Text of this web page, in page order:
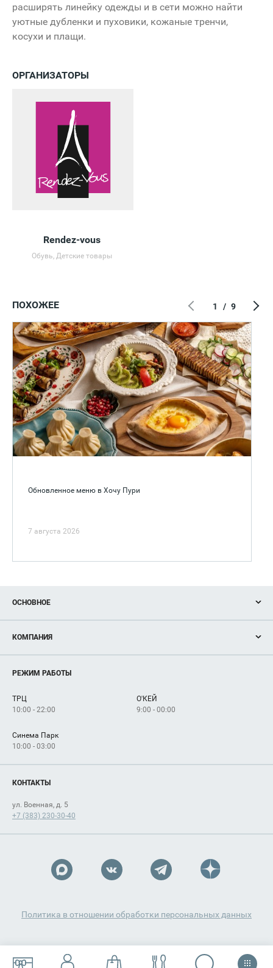
расширять линейку одежды и в сети можно найти
уютные дубленки и пуховики, кожаные тренчи,
косухи и плащи.
ОРГАНИЗАТОРЫ
Rendez-vous
Обувь, Детские товары
ПОХОЖЕЕ
Обновленное меню в Хочу Пури
7 августа 2026
1 / 9
ОСНОВНОЕ
Новости
Магазины
Услуги
КОМПАНИЯ
Рекламодателям
Как добраться
РЕЖИМ РАБОТЫ
ТРЦ
10:00 - 22:00
О'КЕЙ
9:00 - 00:00
Синема Парк
10:00 - 03:00
КОНТАКТЫ
ул. Военная, д. 5
+7 (383) 230-30-40
Политика в отношении обработки персональных данных